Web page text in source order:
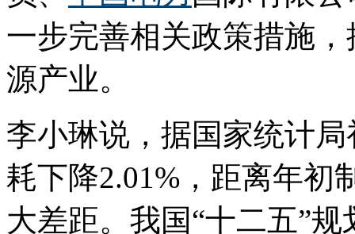
一步完善相关政策措施
源产业。
李小琳说，据国家统计
耗下降2.01%，距离年初
大差距。我国“十二五”